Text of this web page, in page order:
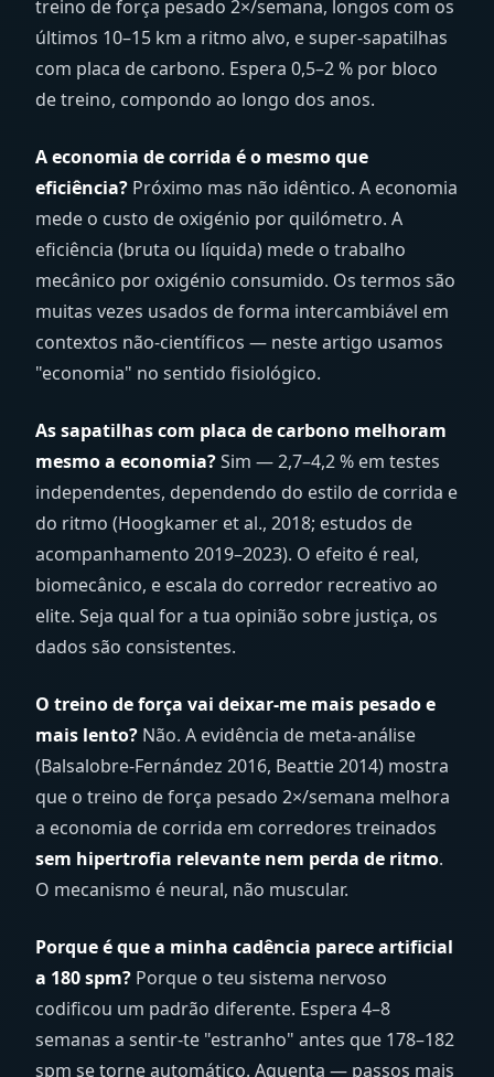
treino de força pesado 2×/semana, longos com os
últimos 10–15 km a ritmo alvo, e super-sapatilhas
com placa de carbono. Espera 0,5–2 % por bloco
de treino, compondo ao longo dos anos.
A economia de corrida é o mesmo que
eficiência? Próximo mas não idêntico. A economia
mede o custo de oxigénio por quilómetro. A
eficiência (bruta ou líquida) mede o trabalho
mecânico por oxigénio consumido. Os termos são
muitas vezes usados de forma intercambiável em
contextos não-científicos — neste artigo usamos
"economia" no sentido fisiológico.
As sapatilhas com placa de carbono melhoram
mesmo a economia?Sim — 2,7–4,2 % em testes
independentes, dependendo do estilo de corrida e
do ritmo (Hoogkamer et al., 2018; estudos de
acompanhamento 2019–2023). O efeito é real,
biomecânico, e escala do corredor recreativo ao
elite. Seja qual for a tua opinião sobre justiça, os
dados são consistentes.
O treino de força vai deixar-me mais pesado e
mais lento? Não. A evidência de meta-análise
(Balsalobre-Fernández 2016, Beattie 2014) mostra
que o treino de força pesado 2×/semana melhora
a economia de corrida em corredores treinados
sem hipertrofia relevante nem perda de ritmo.
O mecanismo é neural, não muscular.
Porque é que a minha cadência parece artificial
a 180 spm? Porque o teu sistema nervoso
codificou um padrão diferente. Espera 4–8
semanas a sentir-te "estranho" antes que 178–182
spm se torne automático. Aguenta — passos mais